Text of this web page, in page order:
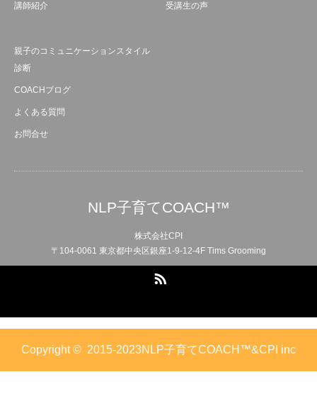
講師紹介 受講生の声
親子のコミュニケーションスタイル
診断
COACHブログ
よくある質問
お問合せ
NLP子育てCOACH™
株式会社CPI
〒104-0061 東京都中央区銀座1-9-12-4F Tims Grooming
Copyright © 2015-2023NLP子育てCOACH™&CPI inc